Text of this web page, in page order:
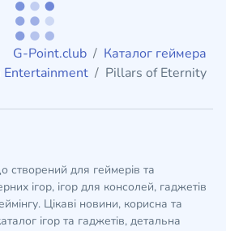
G-Point.club
Каталог геймера
Entertainment
Pillars of Eternity
створений для геймерів та
ігор, ігор для консолей, гаджетів
Цікаві новини, корисна та
ігор та гаджетів, детальна